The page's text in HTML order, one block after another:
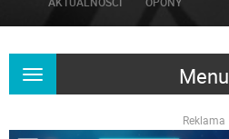
Menu
Rozwiń
Reklama